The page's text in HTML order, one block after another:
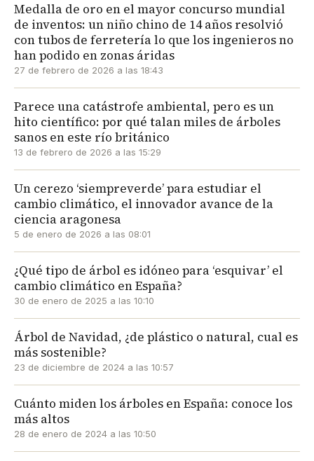
Medalla de oro en el mayor concurso mundial
de inventos: un niño chino de 14 años resolvió
con tubos de ferretería lo que los ingenieros no
han podido en zonas áridas
27 de febrero de 2026 a las 18:43
Parece una catástrofe ambiental, pero es un
hito científico: por qué talan miles de árboles
sanos en este río británico
13 de febrero de 2026 a las 15:29
Un cerezo ‘siempreverde’ para estudiar el
cambio climático, el innovador avance de la
ciencia aragonesa
5 de enero de 2026 a las 08:01
¿Qué tipo de árbol es idóneo para ‘esquivar’ el
cambio climático en España?
30 de enero de 2025 a las 10:10
Árbol de Navidad, ¿de plástico o natural, cual es
más sostenible?
23 de diciembre de 2024 a las 10:57
Cuánto miden los árboles en España: conoce los
más altos
28 de enero de 2024 a las 10:50